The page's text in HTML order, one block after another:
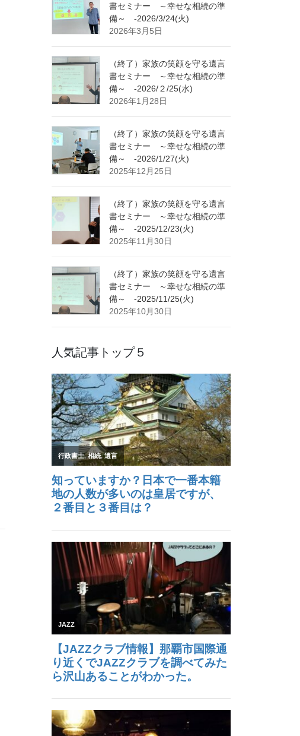
書セミナー ～幸せな相続の準
備～ -2026/3/24(火)
2026年3月5日
（終了）家族の笑顔を守る遺言
書セミナー ～幸せな相続の準
備～ -2026/２/25(水)
2026年1月28日
（終了）家族の笑顔を守る遺言
書セミナー ～幸せな相続の準
備～ -2026/1/27(火)
2025年12月25日
（終了）家族の笑顔を守る遺言
書セミナー ～幸せな相続の準
備～ -2025/12/23(火)
2025年11月30日
（終了）家族の笑顔を守る遺言
書セミナー ～幸せな相続の準
備～ -2025/11/25(火)
2025年10月30日
人気記事トップ５